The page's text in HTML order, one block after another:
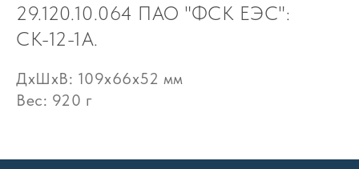
29.120.10.064 ПАО "ФСК ЕЭС":
СК-12-1А.
ДxШxВ: 109x66x52 мм
Вес: 920 г